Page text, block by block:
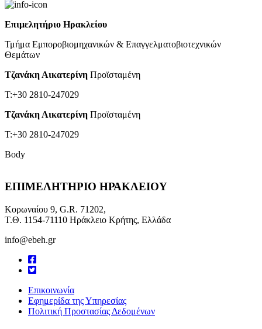
Επιμελητήριο Ηρακλείου
Τμήμα Εμποροβιομηχανικών & Επαγγελματοβιοτεχνικών
Θεμάτων
Τζανάκη Αικατερίνη Προϊσταμένη
Τ:+30 2810-247029
Τζανάκη Αικατερίνη Προϊσταμένη
Τ:+30 2810-247029
Body
ΕΠΙΜΕΛΗΤΗΡΙΟ ΗΡΑΚΛΕΙΟΥ
Κορωναίου 9, G.R. 71202,
Τ.Θ. 1154-71110 Ηράκλειο Κρήτης, Ελλάδα
info@ebeh.gr
Επικοινωνία
Εφημερίδα της Υπηρεσίας
Πολιτική Προστασίας Δεδομένων